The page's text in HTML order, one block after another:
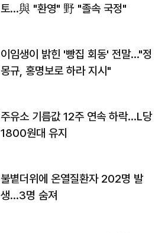
토…與 "환영" 野 "졸속 국정"
이임생이 밝힌 '빵집 회동' 전말…"정
몽규, 홍명보로 하라 지시"
주유소 기름값 12주 연속 하락…L당
1800원대 유지
불볕더위에 온열질환자 202명 발
생…3명 숨져